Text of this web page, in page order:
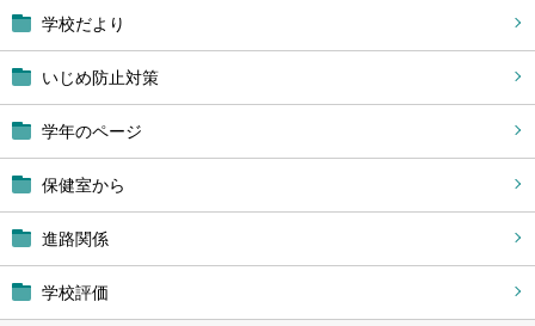
学校だより
いじめ防止対策
学年のページ
保健室から
進路関係
学校評価